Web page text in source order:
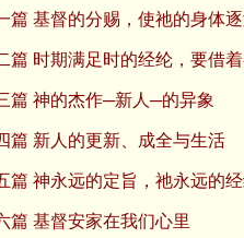
篇 基督的分赐，使祂的身体
篇 时期满足时的经纶，要借
篇 神的杰作─新人─的异象
篇 新人的更新、成全与生活
篇 神永远的定旨，祂永远的
篇 基督安家在我们心里